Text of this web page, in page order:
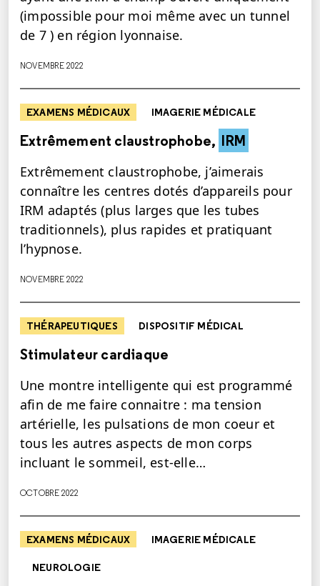
(impossible pour moi même avec un tunnel
de 7 ) en région lyonnaise.
NOVEMBRE 2022
EXAMENS MÉDICAUX IMAGERIE MÉDICALE
Extrêmement claustrophobe, IRM
Extrêmement claustrophobe, j’aimerais
connaître les centres dotés d’appareils pour
IRM adaptés (plus larges que les tubes
traditionnels), plus rapides et pratiquant
l’hypnose.
NOVEMBRE 2022
THÉRAPEUTIQUES DISPOSITIF MÉDICAL
Stimulateur cardiaque
Une montre intelligente qui est programmé
afin de me faire connaitre : ma tension
artérielle, les pulsations de mon coeur et
tous les autres aspects de mon corps
incluant le sommeil, est-elle…
OCTOBRE 2022
EXAMENS MÉDICAUX IMAGERIE MÉDICALE
NEUROLOGIE